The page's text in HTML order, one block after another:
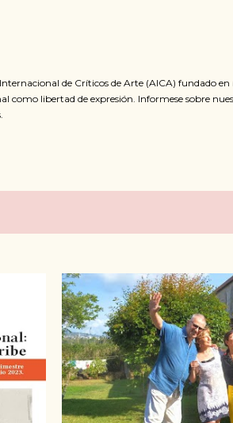
de Críticos de Arte (AICA) fundado en
como libertad de expresión. Informese sobre